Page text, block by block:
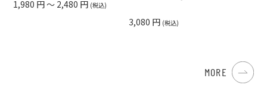
1,980 円 ～ 2,480 円 (税込)
3,080 円 (税込)
MORE